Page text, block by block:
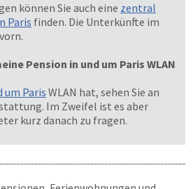
können Sie auch eine zentral
Paris finden. Die Unterkünfte im
Pension in und um Paris WLAN
um Paris WLAN hat, sehen Sie an
Im Zweifel ist es aber
kurz danach zu fragen.